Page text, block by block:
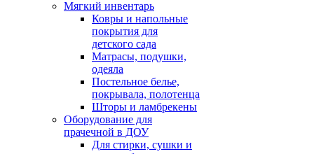
Мягкий инвентарь
Ковры и напольные
покрытия для
детского сада
Матрасы, подушки,
одеяла
Постельное белье,
покрывала, полотенца
Шторы и ламбрекены
Оборудование для
прачечной в ДОУ
Для стирки, сушки и